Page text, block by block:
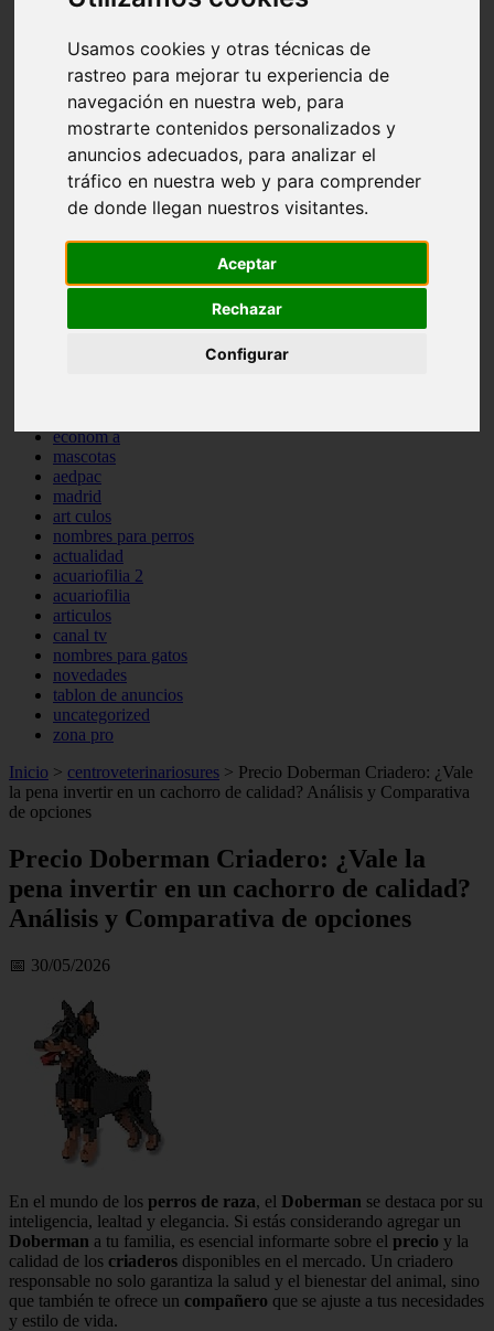
Usamos cookies y otras técnicas de
rastreo para mejorar tu experiencia de
navegación en nuestra web, para
mostrarte contenidos personalizados y
anuncios adecuados, para analizar el
tráfico en nuestra web y para comprender
de donde llegan nuestros visitantes.
Aceptar
Rechazar
Configurar
protagonistas
reptiles
abandono
adopci n
higiene
snacks
acuario
iberzoo propet
comercios
estanques
conejos
econom a
mascotas
aedpac
madrid
art culos
nombres para perros
actualidad
acuariofilia 2
acuariofilia
articulos
canal tv
nombres para gatos
novedades
tablon de anuncios
uncategorized
zona pro
Inicio > centroveterinariosures > Precio Doberman Criadero: ¿Vale
la pena invertir en un cachorro de calidad? Análisis y Comparativa
de opciones
Precio Doberman Criadero: ¿Vale la
pena invertir en un cachorro de calidad?
Análisis y Comparativa de opciones
📅 30/05/2026
En el mundo de los perros de raza, el Doberman se destaca por su
inteligencia, lealtad y elegancia. Si estás considerando agregar un
Doberman a tu familia, es esencial informarte sobre el precio y la
calidad de los criaderos disponibles en el mercado. Un criadero
responsable no solo garantiza la salud y el bienestar del animal, sino
que también te ofrece un compañero que se ajuste a tus necesidades
y estilo de vida.